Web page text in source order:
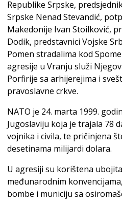
Republike Srpske,
Srpske Nenad Stevandić,
Makedonije Ivan Stoilković,
Dodik, predstavnici Vojske
Pomen stradalima kod
agresije u Vranju služi
Porfirije sa arhijerejima i
pravoslavne crkve.
NATO je 24. marta 1999.
Jugoslaviju koja je trajala 78
vojnika i civila, te pričinjena
desetinama milijardi dolara.
U agresiji su korištena
međunarodnim
bombe i municiju sa